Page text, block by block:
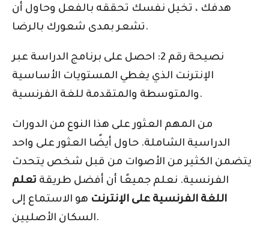
هدفك ، تخيل نفسك تحققه بالفعل وحاول أن
تشعر بمدى شعورك بالرضا.
نصيحة رقم 2: احصل على برنامج الدراسة عبر
الإنترنت الذي يغطي المستويات الأساسية
والمتوسطة والمتقدمة للغة الفرنسية.
من المهم العثور على هذا النوع من الدورات
الدراسية الشاملة. حاول أيضًا العثور على واحد
يتضمن الكثير من الأصوات من قبل شخص يتحدث
الفرنسية. نعلم جميعًا أن أفضل طريقة تعلم
اللغة الفرنسية على الإنترنت هو الاستماع إلى
السكان الأصليين.